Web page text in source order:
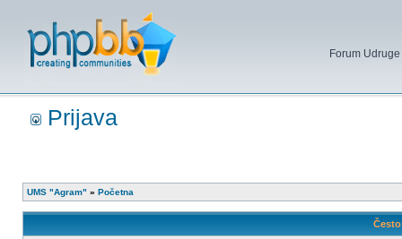
Forum
Prijava
UMS "Agram" » Početna